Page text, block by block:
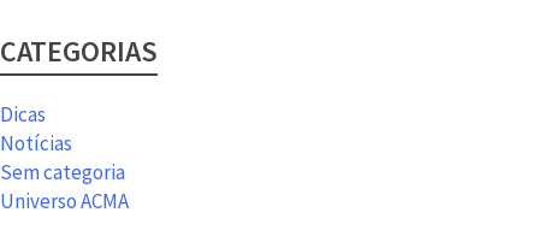
CATEGORIAS
Dicas
Notícias
Sem categoria
Universo ACMA